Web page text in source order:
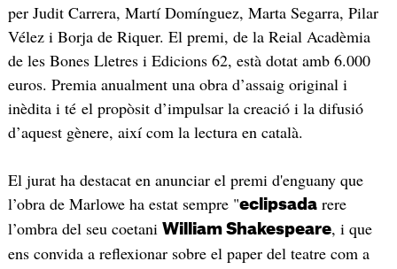
per Judit Carrera, Martí Domínguez, Marta Segarra, Pilar
Vélez i Borja de Riquer. El premi, de la Reial Acadèmia
de les Bones Lletres i Edicions 62, està dotat amb 6.000
euros. Premia anualment una obra d’assaig original i
inèdita i té el propòsit d’impulsar la creació i la difusió
d’aquest gènere, així com la lectura en català.
El jurat ha destacat en anunciar el premi d'enguany que
l’obra de Marlowe ha estat sempre "eclipsadarere
l’ombra del seu coetani William Shakespeare, i que
ens convida a reflexionar sobre el paper del teatre com a